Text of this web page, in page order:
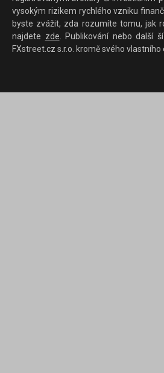
vysokým rizikem rychlého vzniku
byste zvážit, zda rozumíte tomu, jak
najdete zde. Publikování nebo další
FXstreet.cz s.r.o. kromě svého